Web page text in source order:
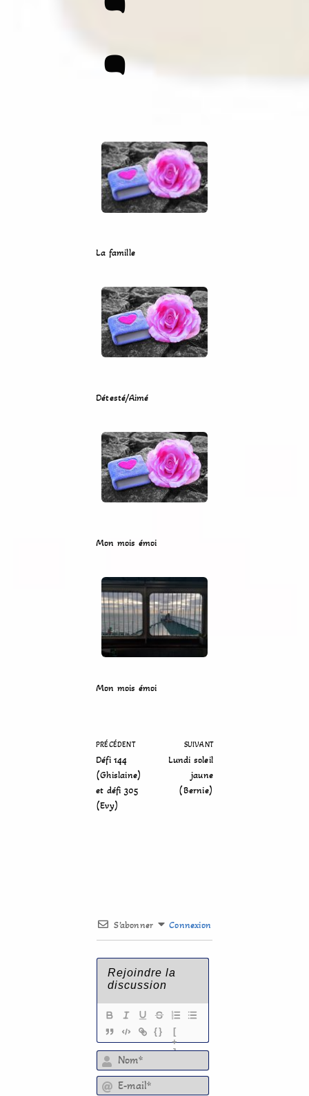
La famille
Détesté/Aimé
Mon mois émoi
Mon mois émoi
PRÉCÉDENT
Défi 144
(Ghislaine)
et défi 305
(Evy)
SUIVANT
Lundi soleil
jaune
(Bernie)
S’abonner Connexion
{}
[
+
]